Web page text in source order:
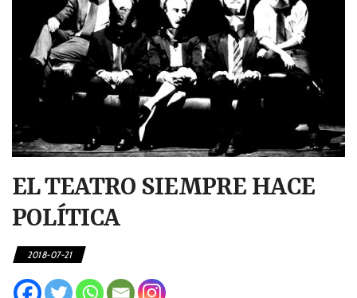
EL TEATRO SIEMPRE HACE
POLÍTICA
2018-07-21